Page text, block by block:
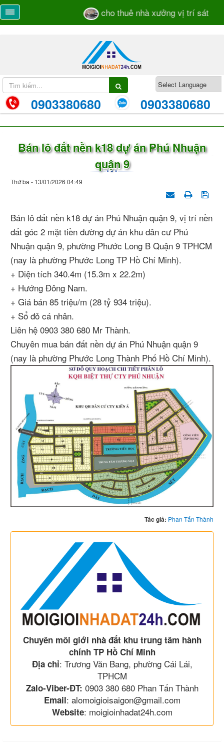
cho thuê nhà xưởng vị trí sát mặt
0903380680 0903380680
Bán lô đất nền k18 dự án Phú Nhuận
quận 9
Thứ ba - 13/01/2026 04:49
Bán lô đất nền k18 dự án Phú Nhuận quận 9, vị trí nền
đất góc 2 mặt tiền đường dự án khu dân cư Phú
Nhuận quận 9, phường Phước Long B Quận 9 TPHCM
(nay là phường Phước Long TP Hồ Chí Minh).
+ Diện tích 340.4m (15.3m x 22.2m)
+ Hướng Đông Nam.
+ Giá bán 85 triệu/m (28 tỷ 934 triệu).
+ Sổ đỏ cá nhân.
Liên hệ 0903 380 680 Mr Thành.
Chuyên mua bán đất nền dự án Phú Nhuận quận 9
(nay là phường Phước Long Thành Phố Hồ Chí Minh).
Tác giả: Phan Tấn Thành
Chuyên môi giới nhà đất khu trung tâm hành
chính TP Hồ Chí Minh
Địa chỉ: Trương Văn Bang, phường Cái Lái,
TPHCM
Zalo-Viber-ĐT: 0903 380 680 Phan Tấn Thành
Email: alomoigioisaigon@gmail.com
Website: moigioinhadat24h.com